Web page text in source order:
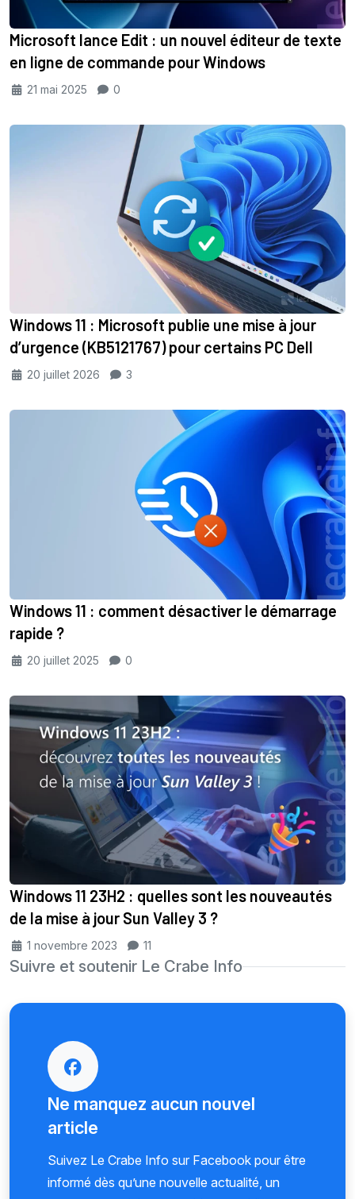
Microsoft lance Edit : un nouvel éditeur de texte
en ligne de commande pour Windows
21 mai 2025 0
Windows 11 : Microsoft publie une mise à jour
d’urgence (KB5121767) pour certains PC Dell
20 juillet 2026 3
Windows 11 : comment désactiver le démarrage
rapide ?
20 juillet 2025 0
Windows 11 23H2 : quelles sont les nouveautés
de la mise à jour Sun Valley 3 ?
1 novembre 2023 11
Suivre et soutenir Le Crabe Info
Ne manquez aucun nouvel
article
Suivez Le Crabe Info sur Facebook pour être
informé dès qu’une nouvelle actualité, un